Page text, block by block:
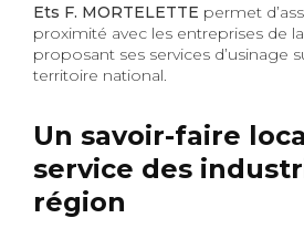
Ets F. MORTELETTE permet
proximité avec les entreprises de
proposant ses services d’usinage
territoire national.
Un savoir-faire
service des
région